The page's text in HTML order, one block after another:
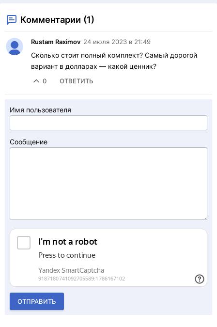
Комментарии (1)
Rustam Raximov 24 июля 2023 в 21:49
Сколько стоит полный комплект? Самый дорогой
вариант в долларах — какой ценник?
0 ОТВЕТИТЬ
Имя пользователя
Сообщение
ОТПРАВИТЬ